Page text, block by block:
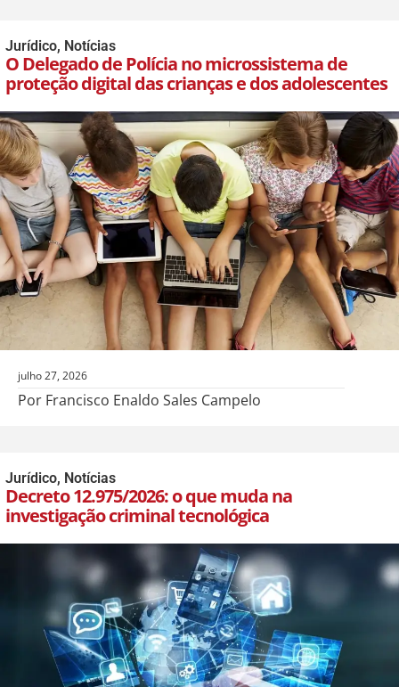
Jurídico, Notícias
O Delegado de Polícia no microssistema de
proteção digital das crianças e dos adolescentes
julho 27, 2026
Por Francisco Enaldo Sales Campelo
Jurídico, Notícias
Decreto 12.975/2026: o que muda na
investigação criminal tecnológica